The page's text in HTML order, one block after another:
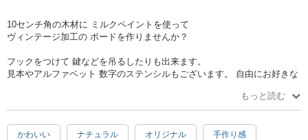
10センチ角の木材に ミルクペイントを使って
ヴィンテージ加工の ボードを作りませんか？
フックをつけて 鍵などを吊るしたりも出来ます。
見本やアルファベット 数字のステンシルもございます。 自由にお好きな
もっと読む
かわいい ナチュラル オリジナル 手作り感